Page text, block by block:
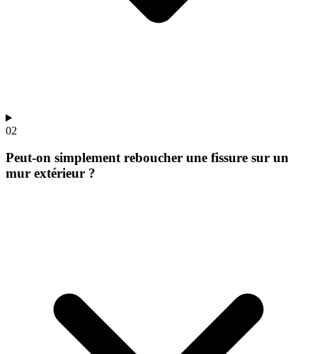
02
Peut-on simplement reboucher une fissure sur un
mur extérieur ?